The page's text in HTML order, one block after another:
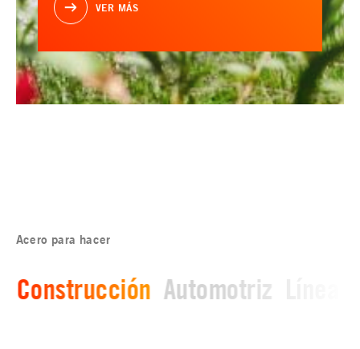
VER MÁS
Acero para hacer
Construcción Automotriz